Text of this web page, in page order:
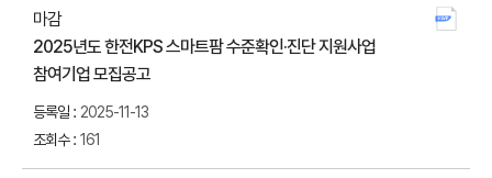
마감
2025년도 한전KPS 스마트팜 수준확인·진단 지원사업
참여기업 모집공고
2025-11-13
161